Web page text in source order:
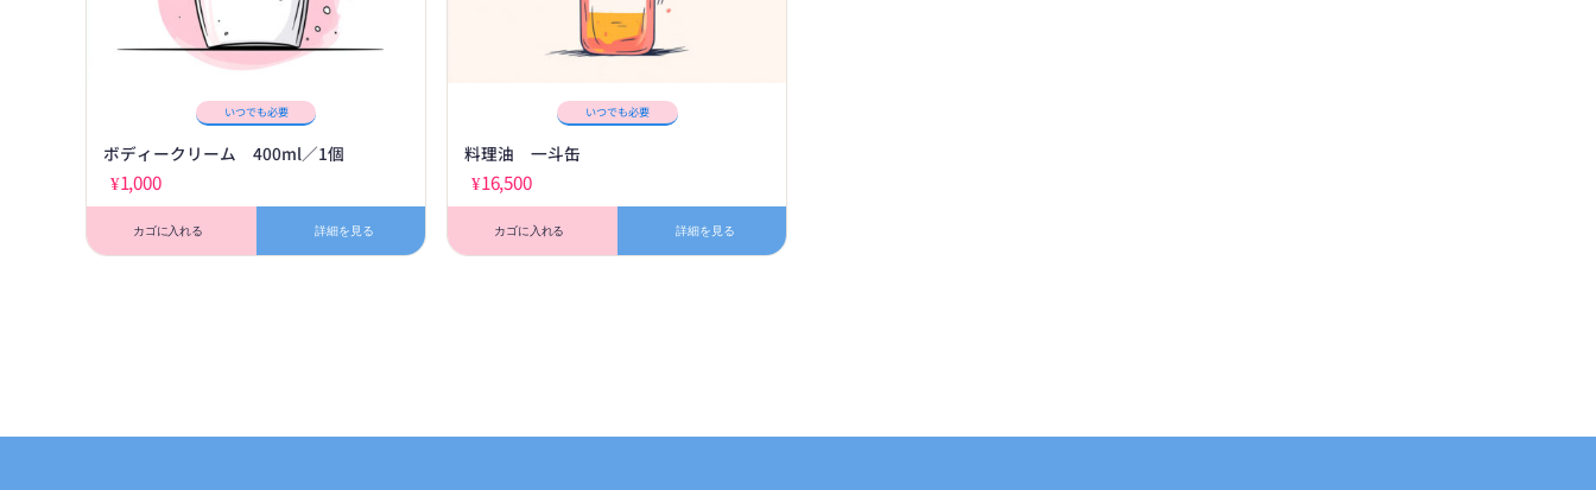
いつでも必要
ボディークリーム 400ml／1個
¥1,000
カゴに入れる 詳細を見る
いつでも必要
料理油 一斗缶
¥16,500
カゴに入れる 詳細を見る